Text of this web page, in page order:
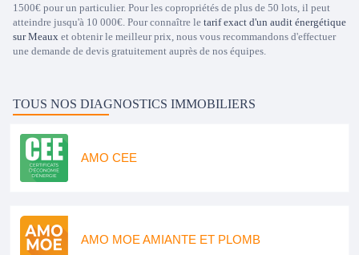
1500€ pour un particulier. Pour les copropriétés de plus de 50 lots, il peut
atteindre jusqu'à 10 000€. Pour connaître le tarif exact d'un audit énergétique
sur Meaux et obtenir le meilleur prix, nous vous recommandons d'effectuer
une demande de devis gratuitement auprès de nos équipes.
TOUS NOS DIAGNOSTICS IMMOBILIERS
AMO CEE
AMO MOE AMIANTE ET PLOMB